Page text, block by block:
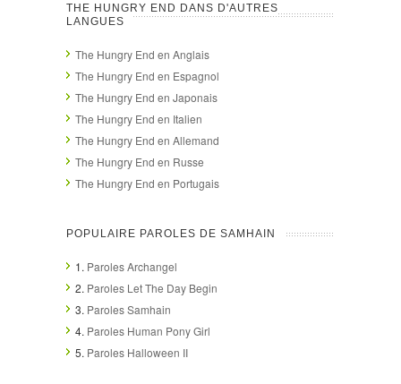
THE HUNGRY END DANS D'AUTRES
LANGUES
The Hungry End en Anglais
The Hungry End en Espagnol
The Hungry End en Japonais
The Hungry End en Italien
The Hungry End en Allemand
The Hungry End en Russe
The Hungry End en Portugais
POPULAIRE PAROLES DE SAMHAIN
1. Paroles Archangel
2. Paroles Let The Day Begin
3. Paroles Samhain
4. Paroles Human Pony Girl
5. Paroles Halloween II